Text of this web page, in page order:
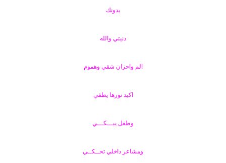
بدونك
دنيتي والله
الم واحزان شقي وهموم
اكيد نورها يطفي
وطفل يبـــكـــي
ومشاعر داخلي تحــكــي